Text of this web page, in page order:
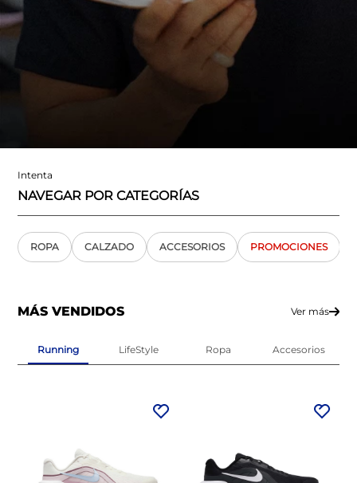
Intenta
NAVEGAR POR CATEGORÍAS
ROPA CALZADO ACCESORIOS PROMOCIONES
MÁS VENDIDOS Ver más
Running LifeStyle Ropa Accesorios